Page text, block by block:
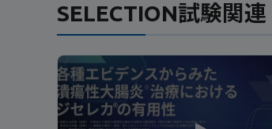
SELECTION試験関連